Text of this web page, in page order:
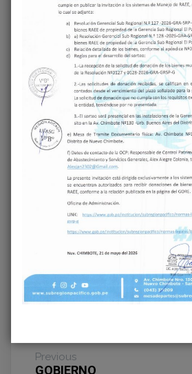
‹
Share on Facebook Share
Previous
GOBIERNO